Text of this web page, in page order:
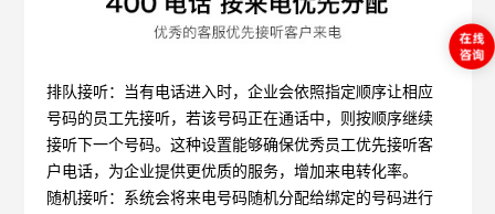
排队接听：当有电话进入时，企业会依照指定顺序让相应
号码的员工先接听，若该号码正在通话中，则按顺序继续
接听下一个号码。这种设置能够确保优秀员工优先接听客
户电话，为企业提供更优质的服务，增加来电转化率。
随机接听：系统会将来电号码随机分配给绑定的号码进行